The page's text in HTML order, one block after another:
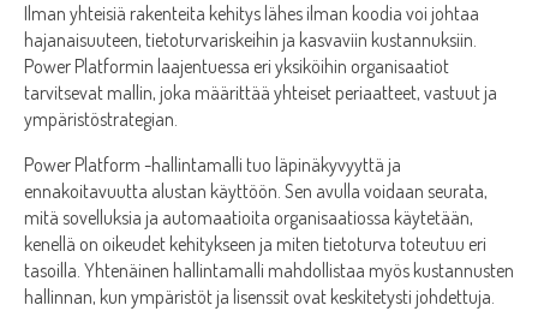
Ilman yhteisiä rakenteita kehitys lähes ilman koodia voi johtaa
hajanaisuuteen, tietoturvariskeihin ja kasvaviin kustannuksiin.
Power Platformin laajentuessa eri yksiköihin organisaatiot
tarvitsevat mallin, joka määrittää yhteiset periaatteet, vastuut ja
ympäristöstrategian.
Power Platform -hallintamalli tuo läpinäkyvyyttä ja
ennakoitavuutta alustan käyttöön. Sen avulla voidaan seurata,
mitä sovelluksia ja automaatioita organisaatiossa käytetään,
kenellä on oikeudet kehitykseen ja miten tietoturva toteutuu eri
tasoilla. Yhtenäinen hallintamalli mahdollistaa myös kustannusten
hallinnan, kun ympäristöt ja lisenssit ovat keskitetysti johdettuja.